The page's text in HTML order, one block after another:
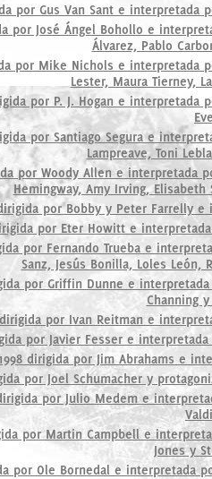
por Gus Van Sant e
por José Ángel Bohollo e
Álvarez, Pablo
por Mike Nichols e interpretada
Lester, Maura Tierney,
por P. J. Hogan e interpretada
por Santiago Segura e
Lampreave, Toni
por Woody Allen e interpretada
Hemingway, Amy Irving,
por Bobby y Peter Farrelly
por Eter Howitt e
por Fernando Trueba e
Sanz, Jesús Bonilla, Loles León,
por Griffin Dunne e
Channing
por Ivan Reitman e
por Javier Fesser e
dirigida por Jim Abrahams e
por Joel Schumacher y
por Julio Medem e
por Martin Campbell e
Jones y
por Ole Bornedal e interpretada